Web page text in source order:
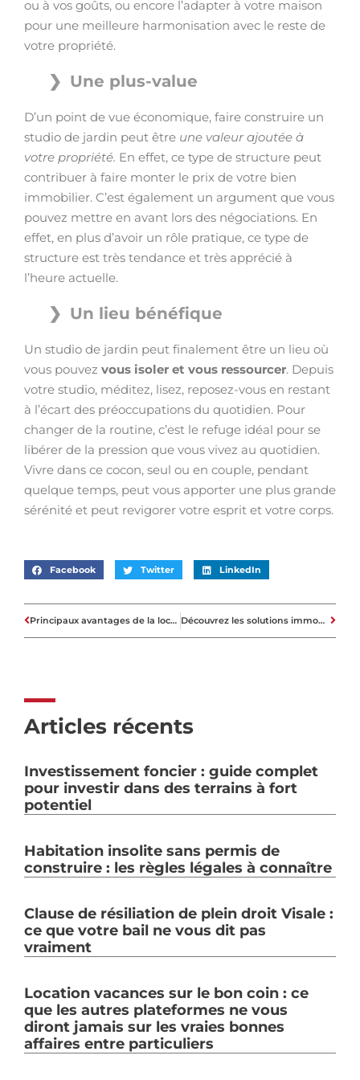
ou à vos goûts, ou encore l’adapter à votre maison
pour une meilleure harmonisation avec le reste de
votre propriété.
Une plus-value
D’un point de vue économique, faire construire un
studio de jardin peut être une valeur ajoutée à
votre propriété. En effet, ce type de structure peut
contribuer à faire monter le prix de votre bien
immobilier. C’est également un argument que vous
pouvez mettre en avant lors des négociations. En
effet, en plus d’avoir un rôle pratique, ce type de
structure est très tendance et très apprécié à
l’heure actuelle.
Un lieu bénéfique
Un studio de jardin peut finalement être un lieu où
vous pouvez vous isoler et vous ressourcer. Depuis
votre studio, méditez, lisez, reposez-vous en restant
à l’écart des préoccupations du quotidien. Pour
changer de la routine, c’est le refuge idéal pour se
libérer de la pression que vous vivez au quotidien.
Vivre dans ce cocon, seul ou en couple, pendant
quelque temps, peut vous apporter une plus grande
sérénité et peut revigorer votre esprit et votre corps.
Facebook Twitter LinkedIn
Principaux avantages de la location d’un appartement Découvrez les solutions immobilières de LCL pour les particuliers
Articles récents
Investissement foncier : guide complet
pour investir dans des terrains à fort
potentiel
Habitation insolite sans permis de
construire : les règles légales à connaître
Clause de résiliation de plein droit Visale :
ce que votre bail ne vous dit pas
vraiment
Location vacances sur le bon coin : ce
que les autres plateformes ne vous
diront jamais sur les vraies bonnes
affaires entre particuliers